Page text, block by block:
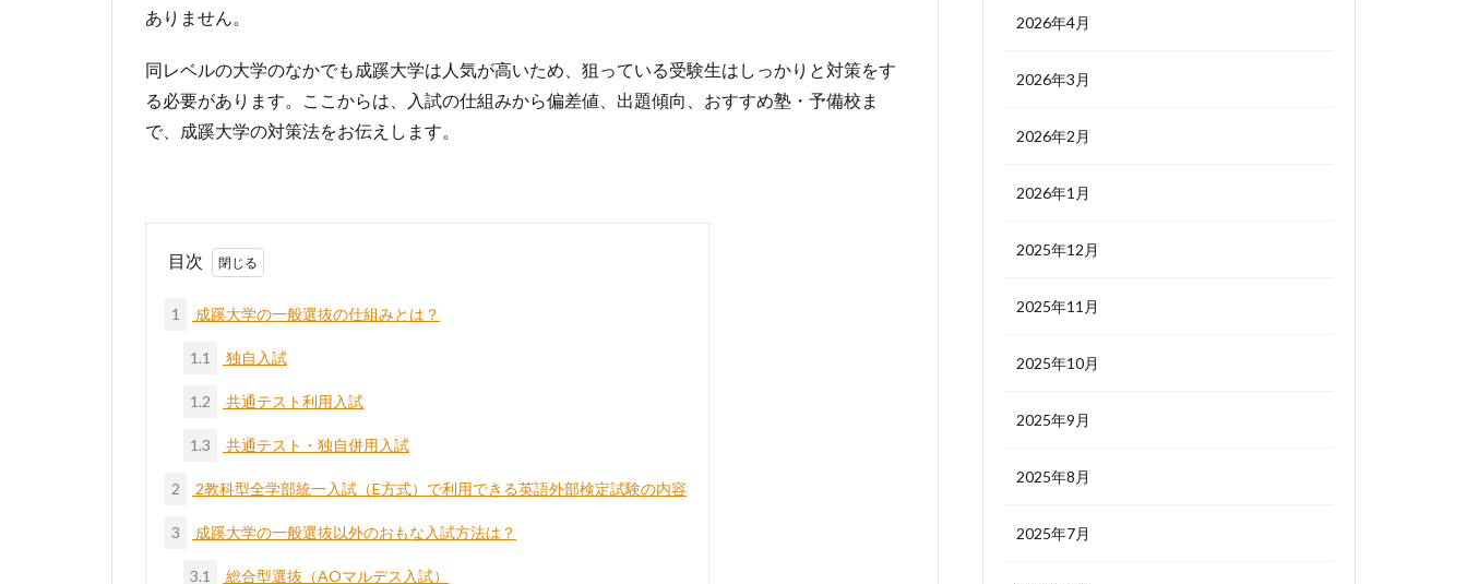
ありません。
同レベルの大学のなかでも成蹊大学は人気が高いため、狙っている受験生はしっかりと対策をす
る必要があります。ここからは、入試の仕組みから偏差値、出題傾向、おすすめ塾・予備校ま
で、成蹊大学の対策法をお伝えします。
目次
1 成蹊大学の一般選抜の仕組みとは？
1.1 独自入試
1.2 共通テスト利用入試
1.3 共通テスト・独自併用入試
2 2教科型全学部統一入試（E方式）で利用できる英語外部検定試験の内容
3 成蹊大学の一般選抜以外のおもな入試方法は？
3.1 総合型選抜（AOマルデス入試）
2026年4月
2026年3月
2026年2月
2026年1月
2025年12月
2025年11月
2025年10月
2025年9月
2025年8月
2025年7月